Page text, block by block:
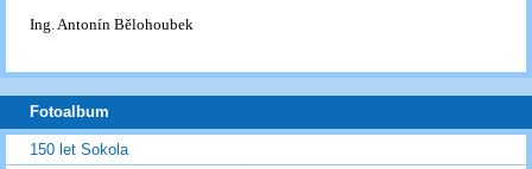
Ing. Antonín Bělohoubek
Fotoalbum
150 let Sokola